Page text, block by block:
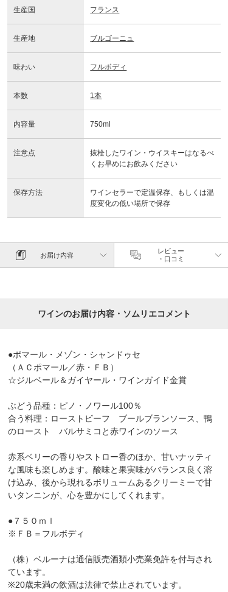
生産国 フランス
生産地 ブルゴーニュ
味わい フルボディ
本数 1本
内容量 750ml
注意点
抜栓したワイン・ウイスキーはなるべ
くお早めにお飲みください
保存方法
ワインセラーで定温保存、もしくは温
度変化の低い場所で保存
お届け内容
レビュー
・口コミ
ワインのお届け内容・ソムリエコメント
●ポマール・メゾン・シャンドゥセ
（ＡＣポマール／赤・ＦＢ）
☆ジルベール＆ガイヤール・ワインガイド金賞
ぶどう品種：ピノ・ノワール100％
合う料理：ローストビーフ ブールブランソース、鴨
のロースト バルサミコと赤ワインのソース
赤系ベリーの香りやストロー香のほか、甘いナッティ
な風味も楽しめます。酸味と果実味がバランス良く溶
け込み、後から現れるボリュームあるクリーミーで甘
いタンニンが、心を豊かにしてくれます。
●７５０ｍｌ
※ＦＢ＝フルボディ
（株）ベルーナは通信販売酒類小売業免許を付与され
ています。
※20歳未満の飲酒は法律で禁止されています。